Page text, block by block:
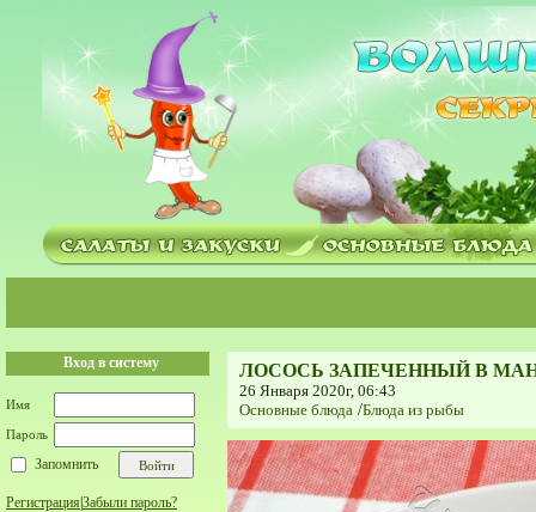
Вход в систему
Имя
Пароль
Запомнить
Регистрация Забыли пароль?
ЛОСОСЬ ЗАПЕЧЕННЫЙ В
26 Января 2020г, 06:43
Основные блюда /Блюда из рыбы